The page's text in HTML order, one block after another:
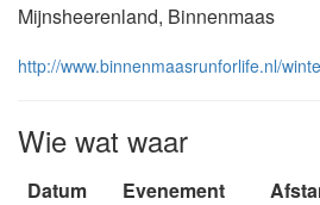
Mijnsheerenland, Binnenmaas
http://www.binnenmaasrunforlife.nl/
Wie wat waar
Datum Evenement